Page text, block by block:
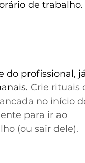
de trabalho.
do profissional,
Crie rituais
no início
para ir ao
(ou sair dele).